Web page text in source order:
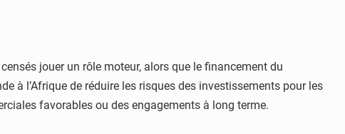
jouer un rôle moteur, alors que le financement du
à l’Afrique de réduire les risques des investissements pour les
favorables ou des engagements à long terme.